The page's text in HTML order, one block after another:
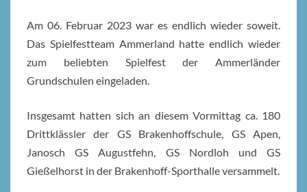
Am 06. Februar 2023 war es endlich wieder soweit.
Das Spielfestteam Ammerland hatte endlich wieder
zum beliebten Spielfest der Ammerländer
Grundschulen eingeladen.
Insgesamt hatten sich an diesem Vormittag ca. 180
Drittklässler der GS Brakenhoffschule, GS Apen,
Janosch GS Augustfehn, GS Nordloh und GS
Gießelhorst in der Brakenhoff-Sporthalle versammelt.